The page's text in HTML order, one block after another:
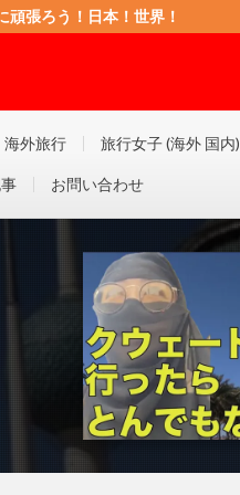
張ろう！日本！世界！
海外旅行 旅行女子 (海外 国内)
お問い合わせ